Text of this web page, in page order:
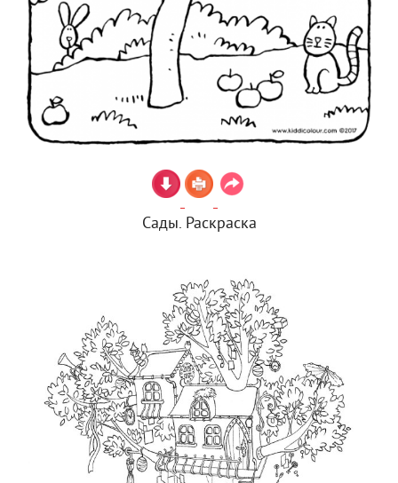
Сады. Раскраска